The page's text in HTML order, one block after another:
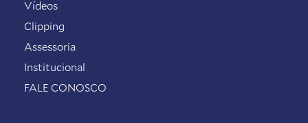
Vídeos
Clipping
Assessoria
Institucional
FALE CONOSCO